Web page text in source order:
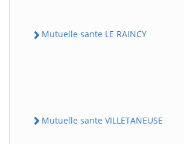
Mutuelle sante LE RAINCY
Mutuelle sante VILLETANEUSE